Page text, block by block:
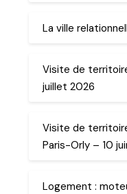
La ville
Visite de
juillet 2026
Visite de
Paris-Orly – 10
Logement :